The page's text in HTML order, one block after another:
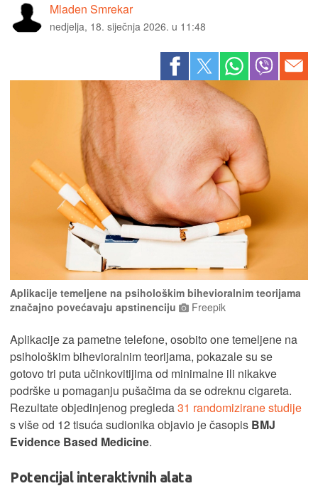
Mladen Smrekar
nedjelja, 18. siječnja 2026. u 11:48
Aplikacije temeljene na psihološkim bihevioralnim teorijama
značajno povećavaju apstinenciju
Freepik
Aplikacije za pametne telefone, osobito one temeljene na
psihološkim bihevioralnim teorijama, pokazale su se
gotovo tri puta učinkovitijima od minimalne ili nikakve
podrške u pomaganju pušačima da se odreknu cigareta.
Rezultate objedinjenog pregleda31 randomizirane studije
s više od 12 tisuća sudionika objavio je časopis BMJ
Evidence Based Medicine.
Potencijal interaktivnih alata